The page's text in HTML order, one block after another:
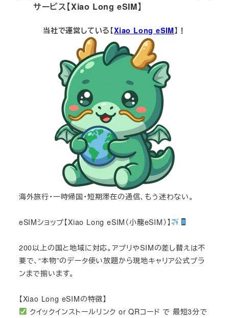
サービス【Xiao Long eSIM】
当社で運営している【Xiao Long eSIM】！
海外旅行・一時帰国・短期滞在の通信、もう迷わない。
eSIMショップ【Xiao Long eSIM（小龍eSIM）】
200以上の国と地域に対応。アプリやSIMの差し替えは不
要で、“本物”のデータ使い放題から現地キャリア公式プラ
ンまで揃います。
【Xiao Long eSIMの特徴】
クイックインストールリンク or QRコード で 最短3分で